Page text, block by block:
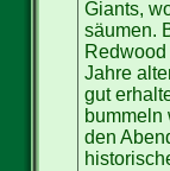
Giants,
säumen.
Jahre
gut
bummeln
den